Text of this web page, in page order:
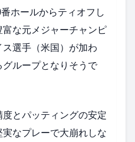
ホールからティオフし
な元メジャーチャンピ
選手（米国）が加わ
ループとなりそうで
とパッティングの安定
なプレーで大崩れしな